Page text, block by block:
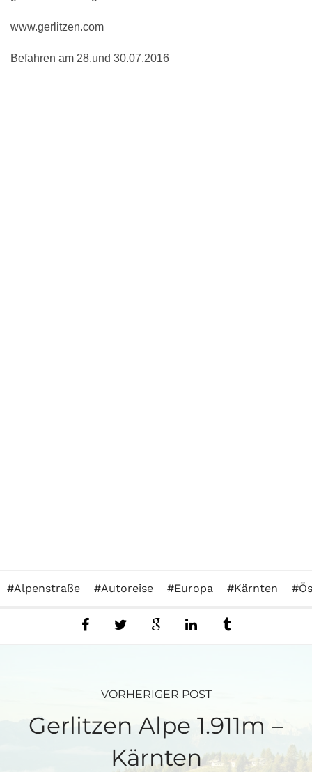
www.gerlitzen.com
Befahren am 28.und 30.07.2016
Alpenstraße Autoreise Europa Kärnten
VORHERIGER POST
Gerlitzen Alpe 1.911m –
Kärnten